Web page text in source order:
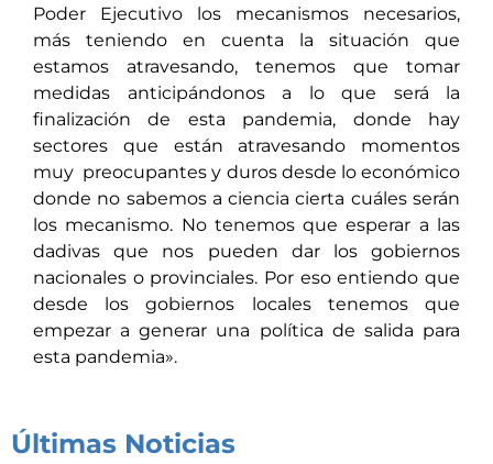
Poder Ejecutivo los mecanismos necesarios,
más teniendo en cuenta la situación que
estamos atravesando, tenemos que tomar
medidas anticipándonos a lo que será la
finalización de esta pandemia, donde hay
sectores que están atravesando momentos
muy preocupantes y duros desde lo económico
donde no sabemos a ciencia cierta cuáles serán
los mecanismo. No tenemos que esperar a las
dadivas que nos pueden dar los gobiernos
nacionales o provinciales. Por eso entiendo que
desde los gobiernos locales tenemos que
empezar a generar una política de salida para
esta pandemia».
Últimas Noticias